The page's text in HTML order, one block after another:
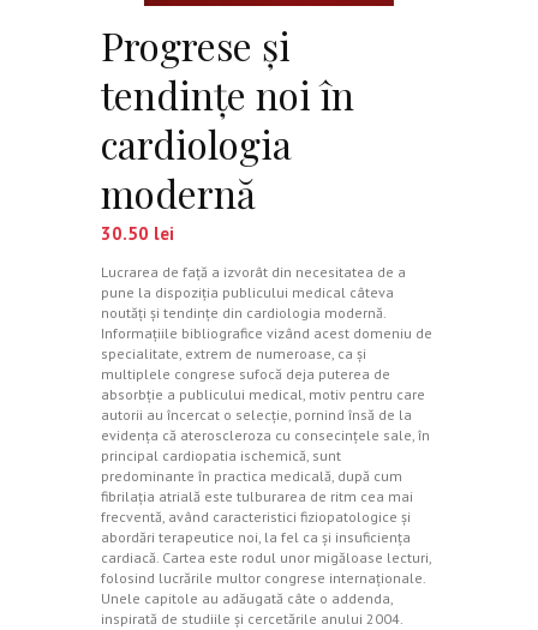
Progrese şi
tendinţe noi în
cardiologia
modernă
30.50 lei
Lucrarea de faţă a izvorât din necesitatea de a
pune la dispoziţia publicului medical câteva
noutăţi şi tendinţe din cardiologia modernă.
Informaţiile bibliografice vizând acest domeniu de
specialitate, extrem de numeroase, ca şi
multiplele congrese sufocă deja puterea de
absorbţie a publicului medical, motiv pentru care
autorii au încercat o selecţie, pornind însă de la
evidenţa că ateroscleroza cu consecinţele sale, în
principal cardiopatia ischemică, sunt
predominante în practica medicală, după cum
fibrilaţia atrială este tulburarea de ritm cea mai
frecventă, având caracteristici fiziopatologice şi
abordări terapeutice noi, la fel ca şi insuficienţa
cardiacă. Cartea este rodul unor migăloase lecturi,
folosind lucrările multor congrese internaţionale.
Unele capitole au adăugată câte o addenda,
inspirată de studiile şi cercetările anului 2004.